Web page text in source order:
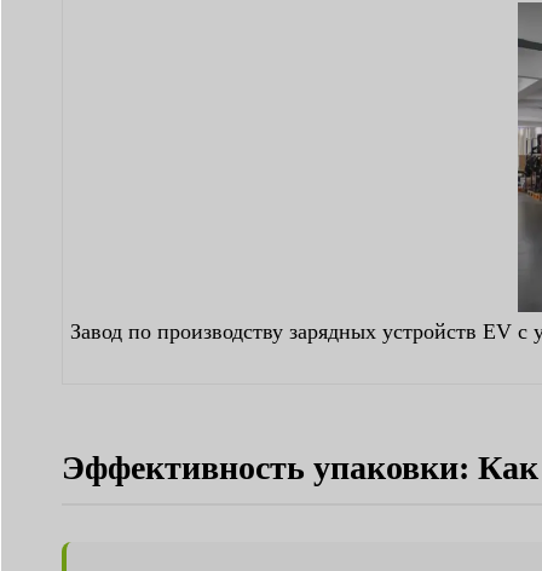
Завод по производству зарядных устройств
Эффективность упаковки: Как